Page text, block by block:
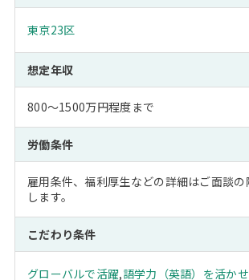
東京23区
想定年収
800～1500万円程度まで
労働条件
雇用条件、福利厚生などの詳細はご面談
します。
こだわり条件
グローバルで活躍,語学力（英語）を活か